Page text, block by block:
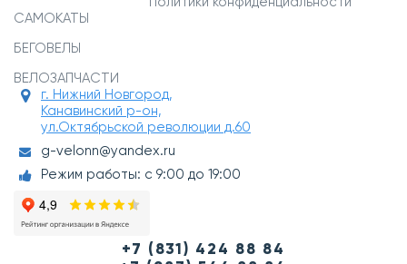
САМОКАТЫ
БЕГОВЕЛЫ
ВЕЛОЗАПЧАСТИ
г. Нижний Новгород,
Канавинский р-он,
ул.Октябрьской революции д.60
g-velonn@yandex.ru
Режим работы: с 9:00 до 19:00
+7 (831) 424 88 84